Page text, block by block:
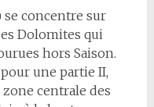
concentre sur
Dolomites qui
hors Saison.
une partie II,
zone centrale des